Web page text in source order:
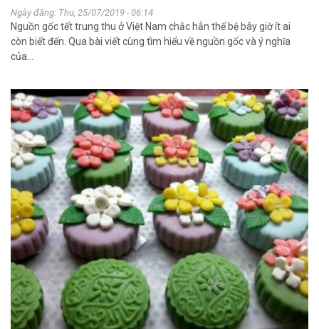
Ngày đăng: Thu, 25/07/2019 - 06:14
Nguồn gốc tết trung thu ở Việt Nam chắc hẳn thế bệ bây giờ ít ai
còn biết đến. Qua bài viết cùng tìm hiểu về nguồn gốc và ý nghĩa
của...